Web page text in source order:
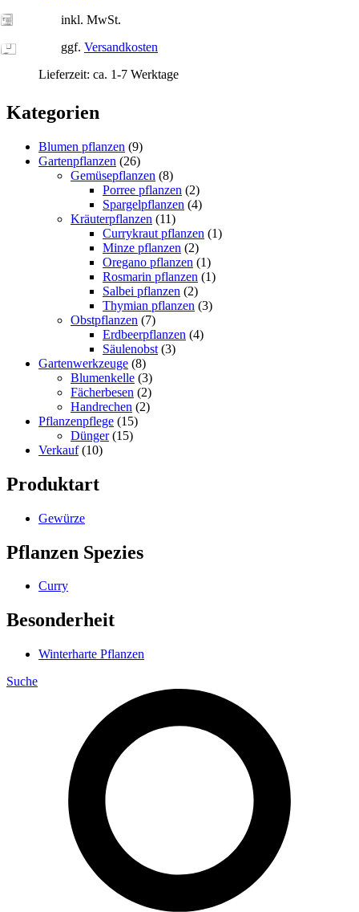
inkl. MwSt.
ggf. Versandkosten
Lieferzeit: ca. 1-7 Werktage
Kategorien
Blumen pflanzen (9)
Gartenpflanzen (26)
Gemüsepflanzen (8)
Porree pflanzen (2)
Spargelpflanzen (4)
Kräuterpflanzen (11)
Currykraut pflanzen (1)
Minze pflanzen (2)
Oregano pflanzen (1)
Rosmarin pflanzen (1)
Salbei pflanzen (2)
Thymian pflanzen (3)
Obstpflanzen (7)
Erdbeerpflanzen (4)
Säulenobst (3)
Gartenwerkzeuge (8)
Blumenkelle (3)
Fächerbesen (2)
Handrechen (2)
Pflanzenpflege (15)
Dünger (15)
Verkauf (10)
Produktart
Gewürze
Pflanzen Spezies
Curry
Besonderheit
Winterharte Pflanzen
Suche